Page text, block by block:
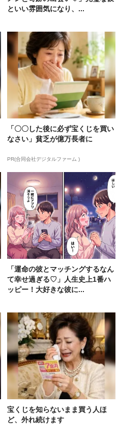
といい雰囲気になり、...
「〇〇した後に必ず宝くじを買い
なさい」貧乏が億万長者に
PR(合同会社デジタルファーム )
「運命の彼とマッチングするなん
て幸せ過ぎる♡」人生史上1番ハ
ッピー！大好きな彼に...
宝くじを知らないまま買う人ほ
ど、外れ続けます